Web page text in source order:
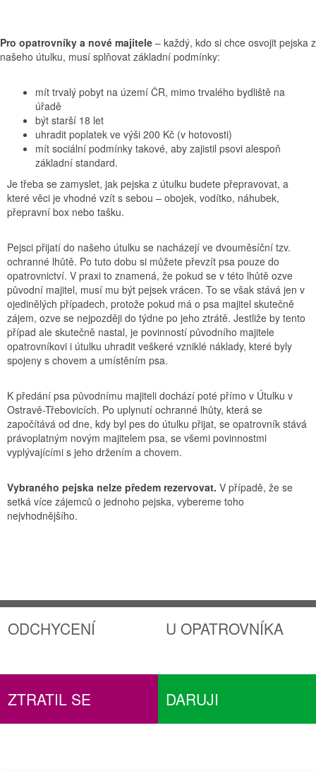
Pro opatrovníky a nové majitele – každý, kdo si chce osvojit pejska z
našeho útulku, musí splňovat základní podmínky:
mít trvalý pobyt na území ČR, mimo trvalého bydliště na
úřadě
být starší 18 let
uhradit poplatek ve výši 200 Kč (v hotovosti)
mít sociální podmínky takové, aby zajistil psovi alespoň
základní standard.
Je třeba se zamyslet, jak pejska z útulku budete přepravovat, a
které věci je vhodné vzít s sebou – obojek, vodítko, náhubek,
přepravní box nebo tašku.
Pejsci přijatí do našeho útulku se nacházejí ve dvouměsíční tzv.
ochranné lhůtě. Po tuto dobu si můžete převzít psa pouze do
opatrovnictví. V praxi to znamená, že pokud se v této lhůtě ozve
původní majitel, musí mu být pejsek vrácen. To se však stává jen v
ojedinělých případech, protože pokud má o psa majitel skutečně
zájem, ozve se nejpozději do týdne po jeho ztrátě. Jestliže by tento
případ ale skutečně nastal, je povinností původního majitele
opatrovníkovi i útulku uhradit veškeré vzniklé náklady, které byly
spojeny s chovem a umístěním psa.
K předání psa původnímu majiteli dochází poté přímo v Útulku v
Ostravě-Třebovicích. Po uplynutí ochranné lhůty, která se
započítává od dne, kdy byl pes do útulku přijat, se opatrovník stává
právoplatným novým majitelem psa, se všemi povinnostmi
vyplývajícími s jeho držením a chovem.
Vybraného pejska nelze předem rezervovat. V případě, že se
setká více zájemců o jednoho pejska, vybereme toho
nejvhodnějšího.
ODCHYCENÍ U OPATROVNÍKA
ZTRATIL SE DARUJI